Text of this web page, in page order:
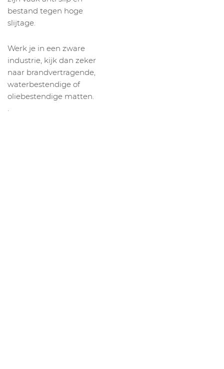
bestand tegen hoge
slijtage.
Werk je in een zware
industrie, kijk dan zeker
naar brandvertragende,
waterbestendige of
oliebestendige matten.